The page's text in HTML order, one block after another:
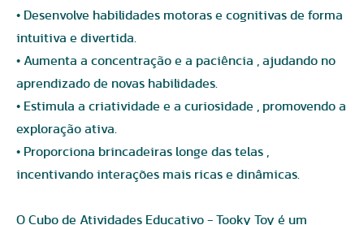
• Desenvolve habilidades motoras e cognitivas de forma
intuitiva e divertida.
• Aumenta a concentração e a paciência , ajudando no
aprendizado de novas habilidades.
• Estimula a criatividade e a curiosidade , promovendo a
exploração ativa.
• Proporciona brincadeiras longe das telas ,
incentivando interações mais ricas e dinâmicas.
O Cubo de Atividades Educativo - Tooky Toy é um